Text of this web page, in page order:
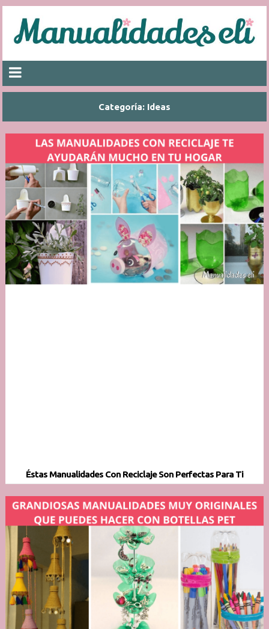
Categoría: Ideas
Éstas Manualidades Con Reciclaje Son Perfectas Para Ti